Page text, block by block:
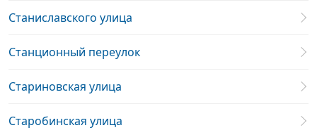
Станиславского улица
Станционный переулок
Стариновская улица
Старобинская улица